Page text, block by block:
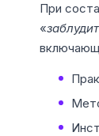
При
«